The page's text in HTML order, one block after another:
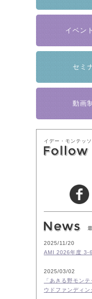
イベン
セミ
動画
イデー・モンテッ
2025/11/20
AMI 2026年度 3-
2025/03/02
「あきる野モン
ウドファンディ